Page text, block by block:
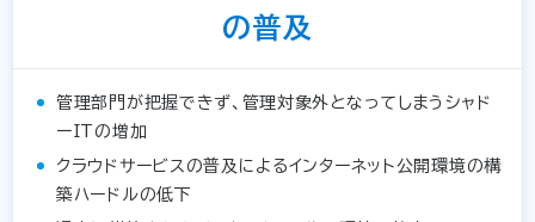
の普及
管理部門が把握できず、管理対象外となってしまうシャド
ーITの増加
クラウドサービスの普及によるインターネット公開環境の構
築ハードルの低下